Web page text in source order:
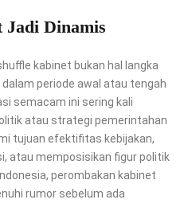
Jadi Dinamis
kabinet bukan hal langka
periode awal atau tengah
semacam ini sering kali
atau strategi pemerintahan
tujuan efektifitas kebijakan,
atau memposisikan figur politik
perombakan kabinet
rumor sebelum ada